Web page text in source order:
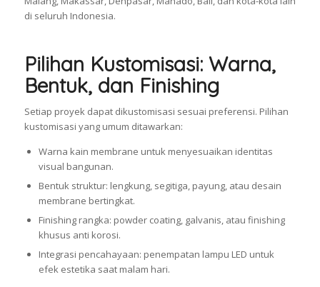
di seluruh Indonesia.
Pilihan Kustomisasi: Warna,
Bentuk, dan Finishing
Setiap proyek dapat dikustomisasi sesuai preferensi. Pilihan
kustomisasi yang umum ditawarkan:
Warna kain membrane untuk menyesuaikan identitas
visual bangunan.
Bentuk struktur: lengkung, segitiga, payung, atau desain
membrane bertingkat.
Finishing rangka: powder coating, galvanis, atau finishing
khusus anti korosi.
Integrasi pencahayaan: penempatan lampu LED untuk
efek estetika saat malam hari.